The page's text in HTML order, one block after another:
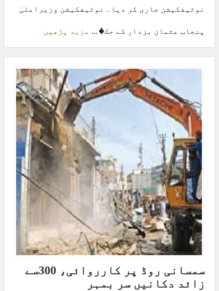
نوٹیفکیشن جاری کر دیا۔ نوٹیفکیشن وزیراعلیٰ
پنجاب عثمان بزدار کے حک� ... مزید پڑھیں
سمسانی روڈ پر کارروائی، 300سے
زائد دکانیں سر بمہر